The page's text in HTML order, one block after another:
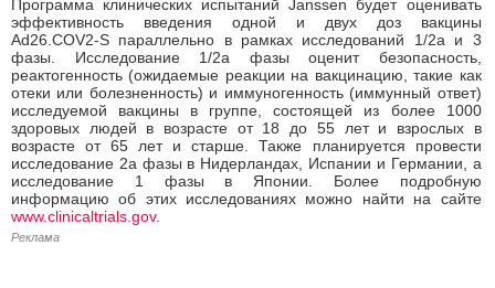
Программа клинических испытаний Janssen будет оценивать
эффективность введения одной и двух доз вакцины
Ad26.COV2-S параллельно в рамках исследований 1/2a и 3
фазы. Исследование 1/2a фазы оценит безопасность,
реактогенность (ожидаемые реакции на вакцинацию, такие как
отеки или болезненность) и иммуногенность (иммунный ответ)
исследуемой вакцины в группе, состоящей из более 1000
здоровых людей в возрасте от 18 до 55 лет и взрослых в
возрасте от 65 лет и старше. Также планируется провести
исследование 2а фазы в Нидерландах, Испании и Германии, а
исследование 1 фазы в Японии. Более подробную
информацию об этих исследованиях можно найти на сайте
www.clinicaltrials.gov.
Реклама